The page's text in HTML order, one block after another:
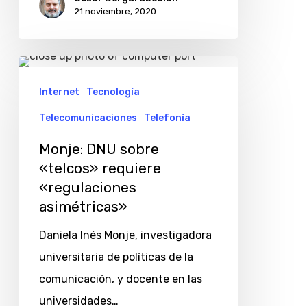
21 noviembre, 2020
Monje:
DNU
requiere
«regulaciones
asimétricas»
Internet Tecnología
Telecomunicaciones Telefonía
Monje: DNU sobre
«telcos» requiere
«regulaciones
asimétricas»
Daniela Inés Monje, investigadora
universitaria de políticas de la
comunicación, y docente en las
universidades…